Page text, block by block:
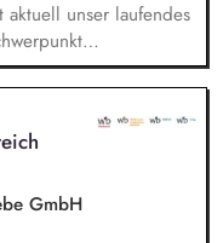
aktuell unser laufendes
sowie
bezogene Projekte
und
Grundschule bis in
und
pädagogische
GmbH